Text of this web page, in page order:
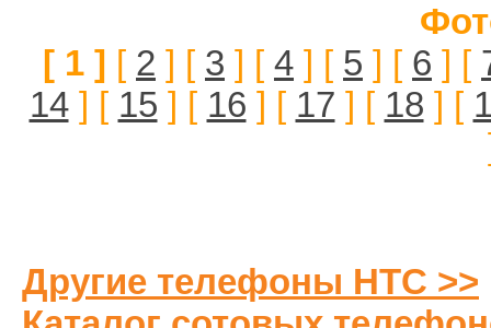
[ 1 ] [ 2 ] [ 3 ] [ 4 ] [ 5 ] [ 6 ] [
14] [ 15 ] [ 16 ] [ 17 ] [ 18 ] [
Другие телефоны HTC >>